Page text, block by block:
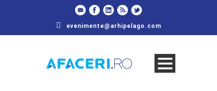
evenimente@arhipelago.com